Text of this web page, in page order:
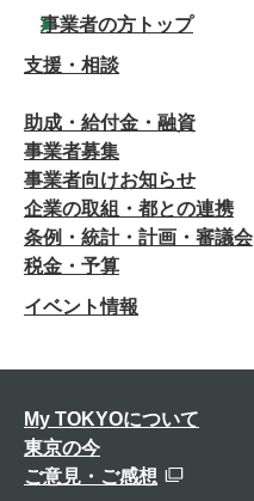
事業者の方トップ
支援・相談
助成・給付金・融資
事業者募集
事業者向けお知らせ
企業の取組・都との連携
条例・統計・計画・審議会
税金・予算
イベント情報
My TOKYOについて
東京の今
ご意見・ご感想